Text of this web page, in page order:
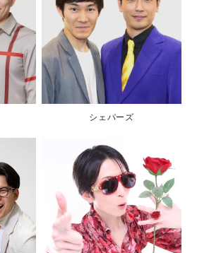
シェパーズ